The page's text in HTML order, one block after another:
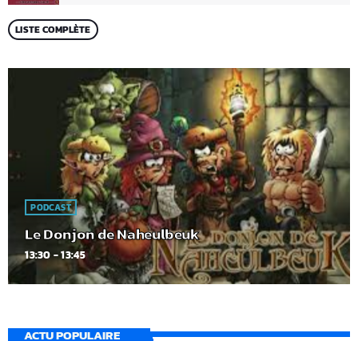
LISTE COMPLÈTE
PODCAST
Le Donjon de Naheulbeuk
13:30 - 13:45
ACTU POPULAIRE